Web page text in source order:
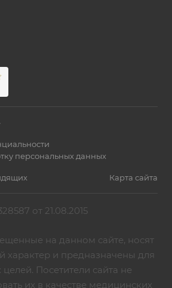
персональных данных
Карта сайта
от 21.08.2015
на данном сайте, носят
и предназначены для
Посетители сайта не
их в качестве медицинских